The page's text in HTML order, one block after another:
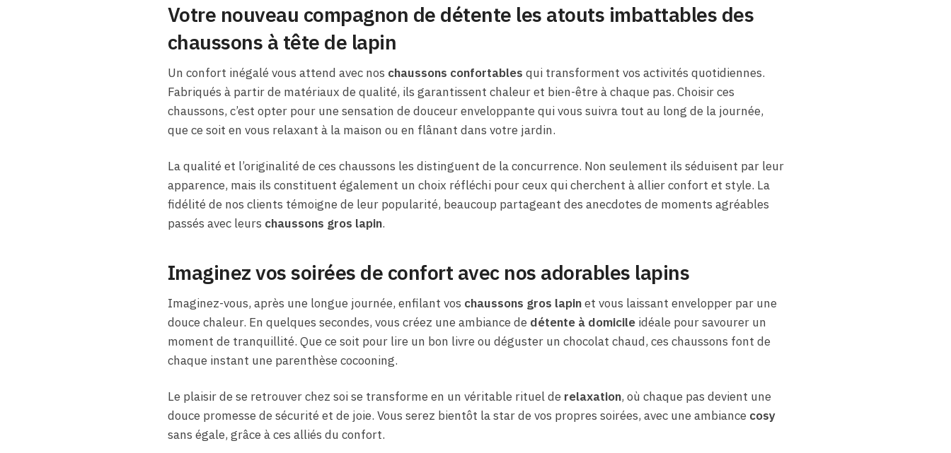
Votre nouveau compagnon de détente les atouts imbattables des
chaussons à tête de lapin
Un confort inégalé vous attend avec nos chaussons confortables qui transforment vos activités quotidiennes.
Fabriqués à partir de matériaux de qualité, ils garantissent chaleur et bien-être à chaque pas. Choisir ces
chaussons, c’est opter pour une sensation de douceur enveloppante qui vous suivra tout au long de la journée,
que ce soit en vous relaxant à la maison ou en flânant dans votre jardin.
La qualité et l’originalité de ces chaussons les distinguent de la concurrence. Non seulement ils séduisent par leur
apparence, mais ils constituent également un choix réfléchi pour ceux qui cherchent à allier confort et style. La
fidélité de nos clients témoigne de leur popularité, beaucoup partageant des anecdotes de moments agréables
passés avec leurs chaussons gros lapin.
Imaginez vos soirées de confort avec nos adorables lapins
Imaginez-vous, après une longue journée, enfilant vos chaussons gros lapinet vous laissant envelopper par une
douce chaleur. En quelques secondes, vous créez une ambiance de détente à domicileidéale pour savourer un
moment de tranquillité. Que ce soit pour lire un bon livre ou déguster un chocolat chaud, ces chaussons font de
chaque instant une parenthèse cocooning.
Le plaisir de se retrouver chez soi se transforme en un véritable rituel de relaxation, où chaque pas devient une
douce promesse de sécurité et de joie. Vous serez bientôt la star de vos propres soirées, avec une ambiance cosy
sans égale, grâce à ces alliés du confort.